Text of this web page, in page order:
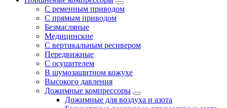
С ременным приводом
С прямым приводом
Безмасляные
Медицинские
С вертикальным ресивером
Передвижные
С осушителем
В шумозащитном кожухе
Высокого давления
Дожимные компрессоры
Дожимные для воздуха и азота